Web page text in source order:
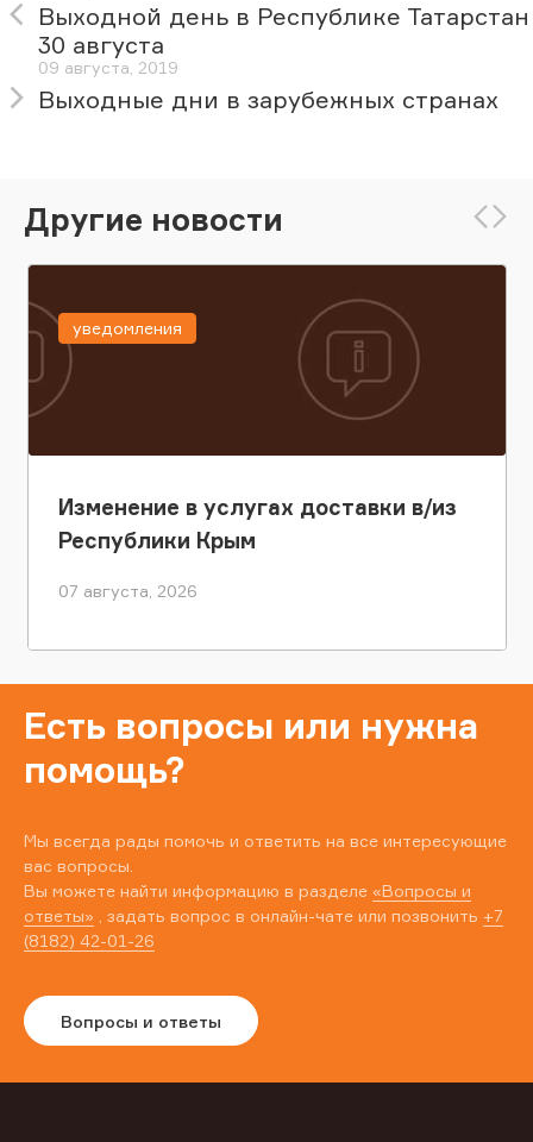
Выходной день в Республике Татарстан
30 августа
09 августа, 2019
Выходные дни в зарубежных странах
Другие новости
Изменение в услугах доставки в/из
Республики Крым
07 августа, 2026
уведомления
Есть вопросы или нужна
помощь?
Мы всегда рады помочь и ответить на все интересующие
вас вопросы.
Вы можете найти информацию в разделе «Вопросы и
ответы» , задать вопрос в онлайн-чате или позвонить +7
(8182) 42-01-26
Вопросы и ответы